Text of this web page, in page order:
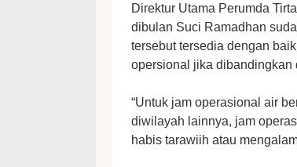
Direktur Utama Perumda
dibulan Suci Ramadhan
tersebut tersedia dengan
opersional jika dibandingkan
“Untuk jam operasional air
diwilayah lainnya, jam
habis tarawiih atau